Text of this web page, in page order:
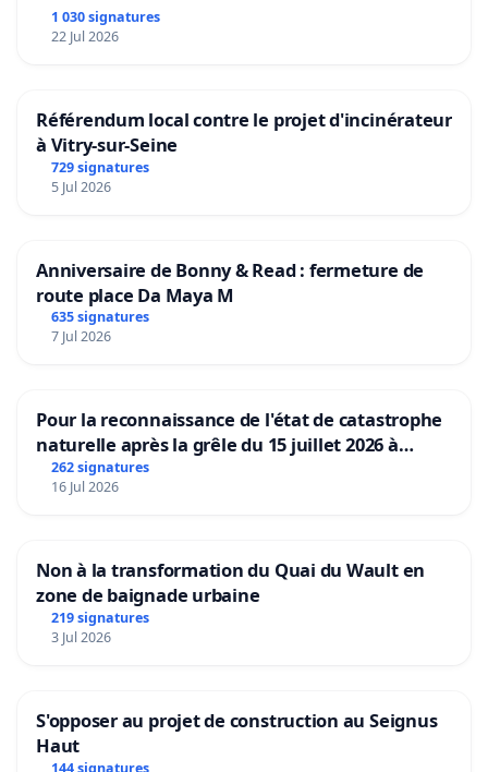
1 030 signatures
22 Jul 2026
Référendum local contre le projet d'incinérateur
à Vitry-sur-Seine
729 signatures
5 Jul 2026
Anniversaire de Bonny & Read : fermeture de
route place Da Maya M
635 signatures
7 Jul 2026
Pour la reconnaissance de l'état de catastrophe
naturelle après la grêle du 15 juillet 2026 à
Aubenas et ses alentours
262 signatures
16 Jul 2026
Non à la transformation du Quai du Wault en
zone de baignade urbaine
219 signatures
3 Jul 2026
S'opposer au projet de construction au Seignus
Haut
144 signatures